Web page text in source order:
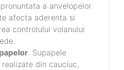
a anvelopelor
afecta aderenta si
controlului volanului
. Supapele
din cauciuc,